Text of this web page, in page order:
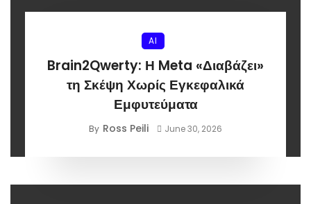
AI
Brain2Qwerty: Η Meta «Διαβάζει»
τη Σκέψη Χωρίς Εγκεφαλικά
Εμφυτεύματα
By Ross Peili June 30, 2026